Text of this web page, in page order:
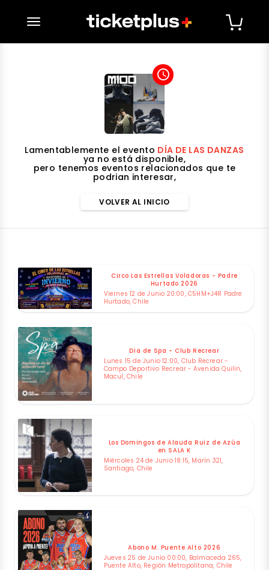
desplegar navegación
access_time
Lamentablemente el evento DÍA DE LAS DANZAS
ya no está disponible,
pero tenemos eventos relacionados que te
podrian interesar,
VOLVER AL INICIO
Circo Las Estrellas Voladoras - Padre
Hurtado 2026
Viernes 12 de Junio 20:00, C5HM+J4R Padre
Hurtado, Chile
Dia de Spa - Club Recrear
Lunes 15 de Junio 12:00, Club Recrear -
Campo Deportivo Recrear - Avenida Quilin,
Macul, Chile
Los Domingos de Alauda Ruiz de Azúa
en SALA K
Miércoles 24 de Junio 18:15, Marín 321,
Santiago, Chile
Abono M. Puente Alto 2026
Jueves 25 de Junio 00:00, Balmaceda 265,
Puente Alto, Región Metropolitana, Chile